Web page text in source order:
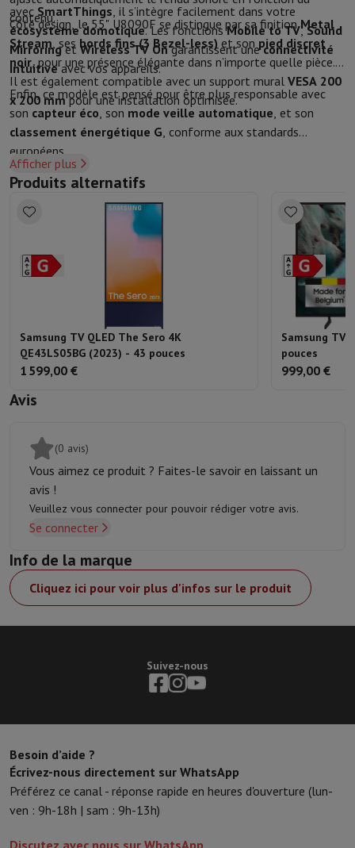
contenu.
avec SmartThings, il s’intègre facilement dans votre
écosystème domotique. Les fonctionsMobile to TV,Sound
Mirroringet Wireless TV Ongarantissent uneconnectivité
intuitiveavec vos appareils.
Côté design, le 55" U8090F se distingue par sa finitionMetal
Stream, ses bords fins (3 Bezel-less) et son pied discret
noir, pour une présence élégante dans n’importe quelle pièce.
Il est également compatible avec un support mural VESA 200
x 200 mmpour une installation optimisée.
Enfin, ce modèle est pensé pour être plus responsable avec
son capteur éco, son mode veille automatique, et son
classement énergétique G, conforme aux standards
européens.
Afficher plus
Produits alternatifs
Samsung TV QLED The Sero 4K
QE43LS05BG (2023) - 43 pouces
1 599,00 €
Samsung TV
pouces
999,00 €
Avis
(0 avis)
Vous aimez ce produit ? Faites-le savoir en laissant un
avis !
Veuillez vous connecter pour pouvoir rédiger votre avis.
Se connecter
Info de la marque
Cliquez ici pour voir plus d'infos sur le produit
Suivez-nous
Besoin d’aide ?
Écrivez-nous directement sur WhatsApp
Préférez ce canal - réponse rapide en heures d'ouverture (lun-
ven : 9h-18h | sam : 9h-13h)
Discutez avec nous sur WhatsApp